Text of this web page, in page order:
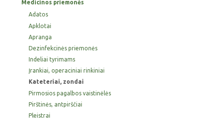
Medicinos priemonės
Adatos
Apklotai
Apranga
Dezinfekcinės priemonės
Indeliai tyrimams
Įrankiai, operaciniai rinkiniai
Kateteriai, zondai
Pirmosios pagalbos vaistinėlės
Pirštinės, antpirščiai
Pleistrai